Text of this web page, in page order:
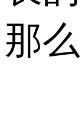
那么
由